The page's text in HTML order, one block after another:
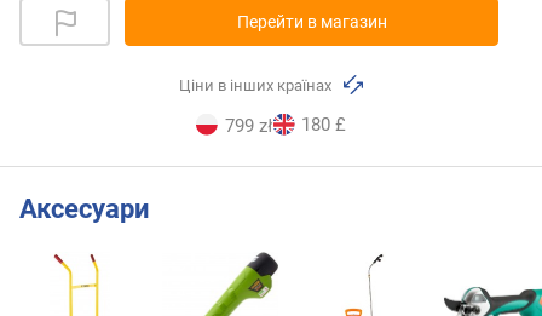
Перейти в магазин
Ціни в інших країнах
799 zł 180 £
Аксесуари